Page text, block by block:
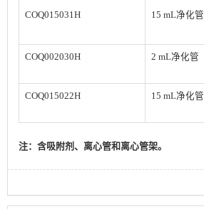
COQ015031H 15 mL净化管
COQ002030H 2 mL净化管
COQ015022H 15 mL净化管
注：含吸附剂、离心管和离心管架。